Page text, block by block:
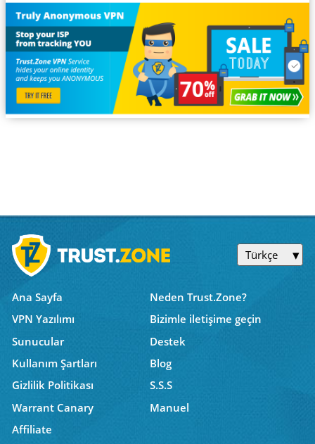
Türkçe
Ana Sayfa
Neden Trust.Zone?
VPN Yazılımı
Bizimle iletişime geçin
Sunucular
Destek
Kullanım Şartları
Blog
Gizlilik Politikası
S.S.S
Warrant Canary
Manuel
Affiliate